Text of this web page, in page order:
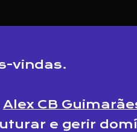
vindas.
Alex CB
e gerir